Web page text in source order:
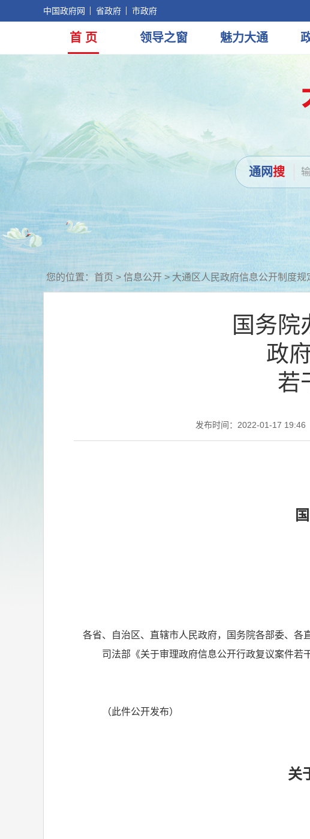
中国政府网 省政府 市政府
首 页 领导之窗 魅力大通
通网搜
您的位置： 首页 > 信息公开> 大通区人民政府信息公开制度规
国务院
政
若
发布时间：2022-01-17 19:46
各省、自治区、直辖市人民政府，国务院各部委、各
司法部《关于审理政府信息公开行政复议案件若
（此件公开发布）
关